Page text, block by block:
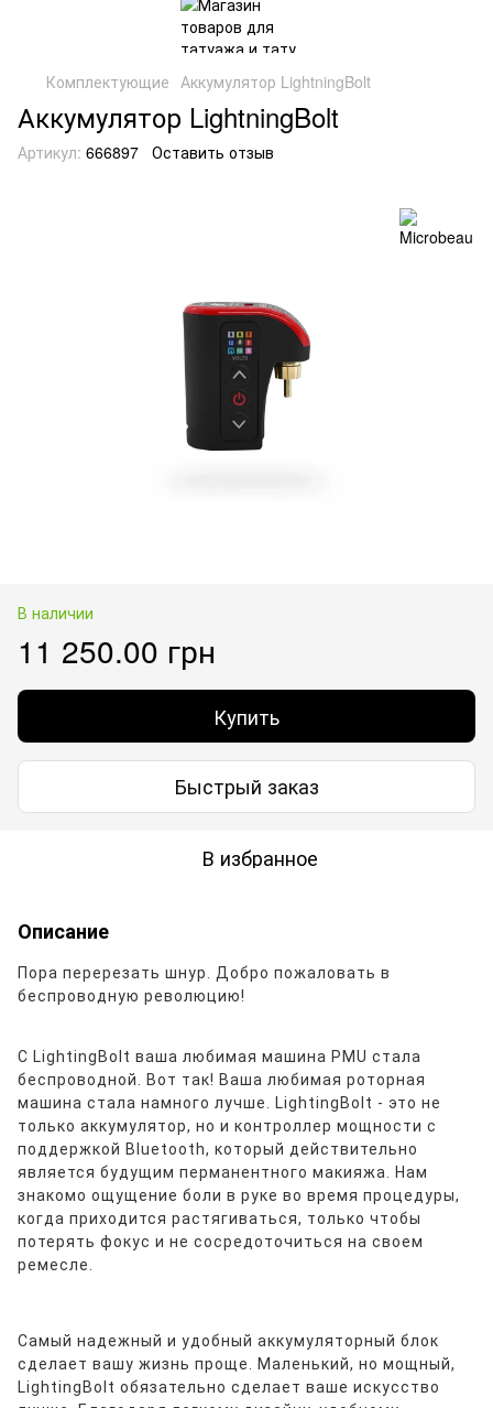
Комплектующие Аккумулятор LightningBolt
Аккумулятор LightningBolt
Артикул: 666897 Оставить отзыв
В наличии
11 250.00 грн
Купить
Быстрый заказ
В избранное
Описание
Пора перерезать шнур. Добро пожаловать в
беспроводную революцию!
С LightingBolt ваша любимая машина PMU стала
беспроводной. Вот так! Ваша любимая роторная
машина стала намного лучше. LightingBolt - это не
только аккумулятор, но и контроллер мощности с
поддержкой Bluetooth, который действительно
является будущим перманентного макияжа. Нам
знакомо ощущение боли в руке во время процедуры,
когда приходится растягиваться, только чтобы
потерять фокус и не сосредоточиться на своем
ремесле.
Самый надежный и удобный аккумуляторный блок
сделает вашу жизнь проще. Маленький, но мощный,
LightingBolt обязательно сделает ваше искусство